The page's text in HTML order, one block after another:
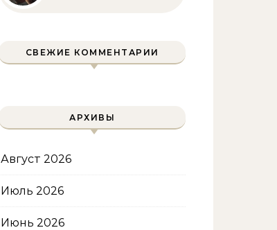
СВЕЖИЕ КОММЕНТАРИИ
АРХИВЫ
Август 2026
Июль 2026
Июнь 2026